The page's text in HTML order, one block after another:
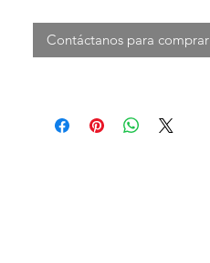
Contáctanos para comprar